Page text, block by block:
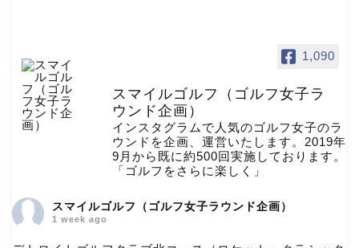
1,090
スマイルゴルフ（ゴルフ女子ラ
ウンド企画）
インスタグラムで人気のゴルフ女子のラ
ウンドを企画、運営いたします。2019年
9月から既に約500回実施しております。
「ゴルフをさらに楽しく」
スマイルゴルフ（ゴルフ女子ラウンド企画）
1 week ago